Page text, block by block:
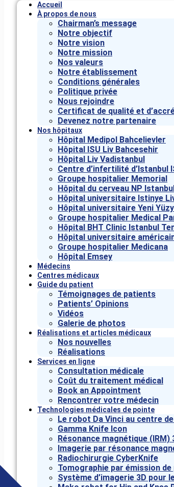
Accueil
À propos de nous
Chairman’s message
Notre objectif
Notre vision
Notre mission
Nos valeurs
Notre établissement
Conditions générales
Politique privée
Nous rejoindre
Certificat de qualité et
Devenez notre partenaire
Nos hôpitaux
Hôpital Medipol Bahcelievler
Hôpital ISU Liv Bahcesehir
Hôpital Liv Vadistanbul
Centre d’infertilité d’Istanbul
Groupe hospitalier Memorial
Hôpital du cerveau NP Istanbul
Hôpital universitaire Istinye
Hôpital universitaire Yeni
Groupe hospitalier Medical
Hôpital BHT Clinic Istanbul
Hôpital universitaire
Groupe hospitalier Medicana
Hôpital Emsey
Médecins
Centres médicaux
Guide du patient
Témoignages de patients
Patients’ Opinions
Vidéos
Galerie de photos
Réalisations et articles médicaux
Nos nouvelles
Réalisations
Services en ligne
Consultation médicale
Coût du traitement médical
Book an Appointment
Rencontrer votre médecin
Technologies médicales de pointe
Le robot Da Vinci au centre
Gamma Knife Icon
Résonance magnétique (IRM)
Imagerie par résonance
Radiochirurgie CyberKnife
Tomographie par émission
Système d’imagerie 3D pour